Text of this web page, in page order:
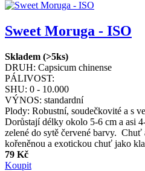
Sweet Moruga - ISO
Skladem (>5ks)
DRUH: Capsicum chinense
PÁLIVOST:
SHU: 0 - 10.000
VÝNOS: standardní
Plody: Robustní, soudečkovité a s
Dorůstají délky okolo 5-6 cm a asi
zelené do sytě červené barvy.
kořeněnou a exotickou chuť jako
79 Kč
Koupit